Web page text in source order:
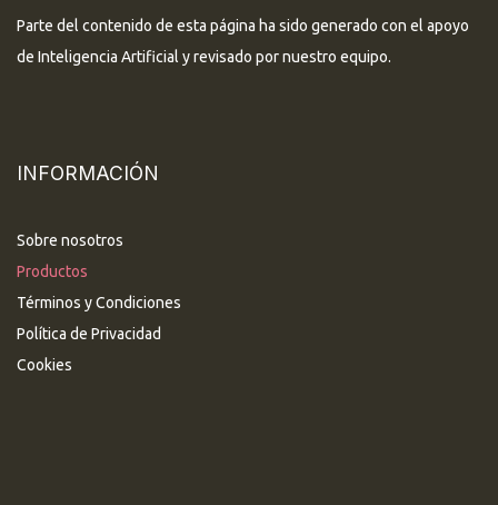
Parte del contenido de esta página ha sido generado con el apoyo
de Inteligencia Artificial y revisado por nuestro equipo.
INFORMACIÓN
Sobre nosotros
Productos
Términos y Condiciones
Política de Privacidad
Cookies